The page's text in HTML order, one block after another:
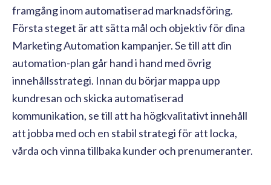
framgång inom automatiserad marknadsföring.
Första steget är att sätta mål och objektiv för dina
Marketing Automation kampanjer. Se till att din
automation-plan går hand i hand med övrig
innehållsstrategi. Innan du börjar mappa upp
kundresan och skicka automatiserad
kommunikation, se till att ha högkvalitativt innehåll
att jobba med och en stabil strategi för att locka,
vårda och vinna tillbaka kunder och prenumeranter.